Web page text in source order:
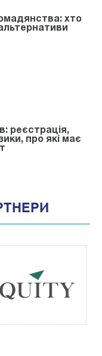
хто
реєстрація,
про які має